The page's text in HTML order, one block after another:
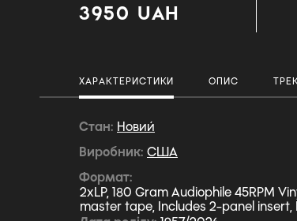
3950 UAH
ХАРАКТЕРИСТИКИ ОПИС
Стан Новий
Виробник США
Формат
2xLP, 180 Gram Audiophile 45RPM
master tape, Includes 2-panel insert,